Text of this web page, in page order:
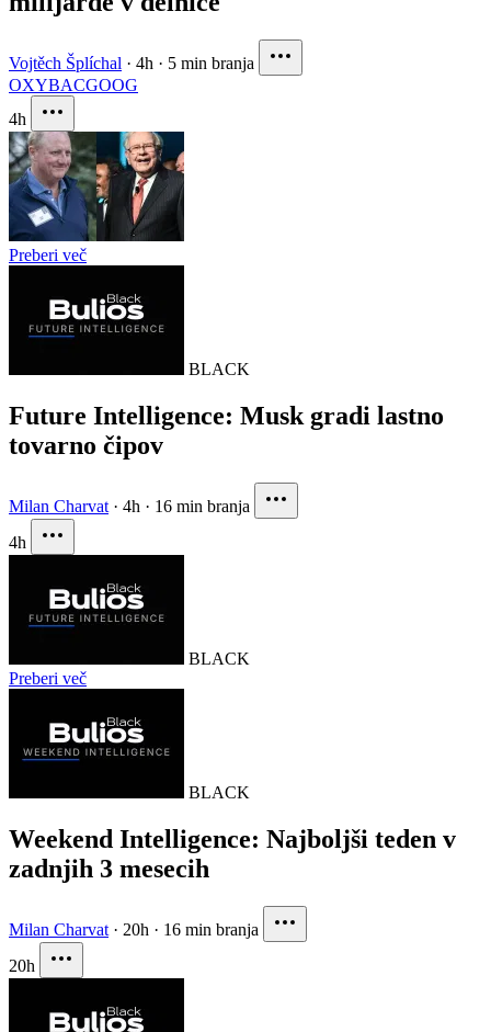
Vojtěch Šplíchal · 4h · 5 min branja
OXYBACGOOG
4h
Preberi več
BLACK
Future Intelligence: Musk gradi lastno
tovarno čipov
Milan Charvat · 4h · 16 min branja
4h
BLACK
Preberi več
BLACK
Weekend Intelligence: Najboljši teden v
zadnjih 3 mesecih
Milan Charvat · 20h · 16 min branja
20h